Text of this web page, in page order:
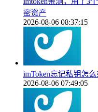
密资产
2026-08-06 08:37:15
imToken忘记私钥怎
2026-08-06 07:49:05